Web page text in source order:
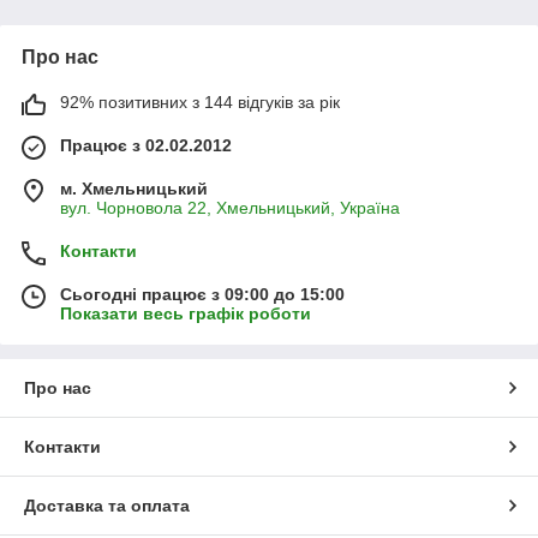
Про нас
92% позитивних з 144 відгуків за рік
Працює з 02.02.2012
м. Хмельницький
вул. Чорновола 22, Хмельницький, Україна
Контакти
Сьогодні працює з 09:00 до 15:00
Показати весь графік роботи
Про нас
Контакти
Доставка та оплата